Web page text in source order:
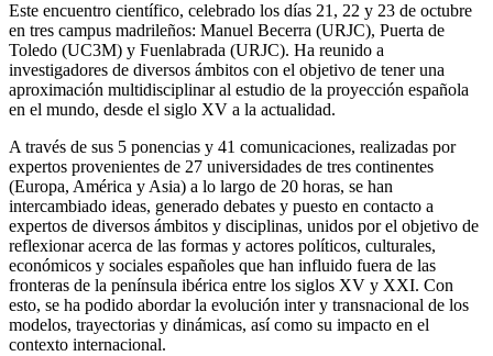
Este encuentro científico, celebrado los días 21, 22 y 23 de octubre
en tres campus madrileños: Manuel Becerra (URJC), Puerta de
Toledo (UC3M) y Fuenlabrada (URJC). Ha reunido a
investigadores de diversos ámbitos con el objetivo de tener una
aproximación multidisciplinar al estudio de la proyección española
en el mundo, desde el siglo XV a la actualidad.
A través de sus 5 ponencias y 41 comunicaciones, realizadas por
expertos provenientes de 27 universidades de tres continentes
(Europa, América y Asia) a lo largo de 20 horas, se han
intercambiado ideas, generado debates y puesto en contacto a
expertos de diversos ámbitos y disciplinas, unidos por el objetivo de
reflexionar acerca de las formas y actores políticos, culturales,
económicos y sociales españoles que han influido fuera de las
fronteras de la península ibérica entre los siglos XV y XXI. Con
esto, se ha podido abordar la evolución inter y transnacional de los
modelos, trayectorias y dinámicas, así como su impacto en el
contexto internacional.